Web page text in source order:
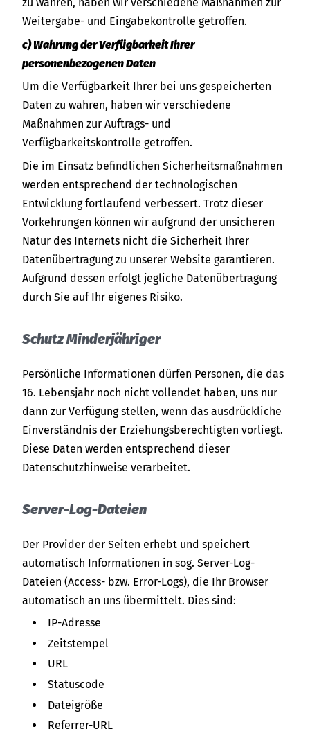
zu wahren, haben wir verschiedene Maßnahmen zur
Weitergabe- und Eingabekontrolle getroffen.
c) Wahrung der Verfügbarkeit Ihrer
personenbezogenen Daten
Um die Verfügbarkeit Ihrer bei uns gespeicherten
Daten zu wahren, haben wir verschiedene
Maßnahmen zur Auftrags- und
Verfügbarkeitskontrolle getroffen.
Die im Einsatz befindlichen Sicherheitsmaßnahmen
werden entsprechend der technologischen
Entwicklung fortlaufend verbessert. Trotz dieser
Vorkehrungen können wir aufgrund der unsicheren
Natur des Internets nicht die Sicherheit Ihrer
Datenübertragung zu unserer Website garantieren.
Aufgrund dessen erfolgt jegliche Datenübertragung
durch Sie auf Ihr eigenes Risiko.
Schutz Minderjähriger
Persönliche Informationen dürfen Personen, die das
16. Lebensjahr noch nicht vollendet haben, uns nur
dann zur Verfügung stellen, wenn das ausdrückliche
Einverständnis der Erziehungsberechtigten vorliegt.
Diese Daten werden entsprechend dieser
Datenschutzhinweise verarbeitet.
Server-Log-Dateien
Der Provider der Seiten erhebt und speichert
automatisch Informationen in sog. Server-Log-
Dateien (Access- bzw. Error-Logs), die Ihr Browser
automatisch an uns übermittelt. Dies sind:
IP-Adresse
Zeitstempel
URL
Statuscode
Dateigröße
Referrer-URL